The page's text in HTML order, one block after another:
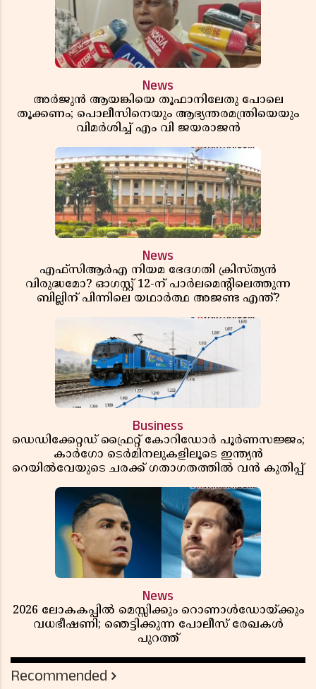
News
അർജുൻ ആയങ്കിയെ തൂഫാനിലേതു പോലെ
തൂക്കണം; പൊലീസിനെയും ആഭ്യന്തരമന്ത്രിയെയും
വിമർശിച്ച് എം വി ജയരാജൻ
News
എഫ്സിആർഎ നിയമ ഭേദഗതി ക്രിസ്ത്യൻ
വിരുദ്ധമോ? ഓഗസ്റ്റ് 12-ന് പാർലമെന്റിലെത്തുന്ന
ബില്ലിന് പിന്നിലെ യഥാർത്ഥ അജണ്ട എന്ത്?
Business
ഡെഡിക്കേറ്റഡ് ഫ്രൈറ്റ് കോറിഡോർ പൂർണസജ്ജം;
കാർഗോ ടെർമിനലുകളിലൂടെ ഇന്ത്യൻ
റെയിൽവേയുടെ ചരക്ക് ഗതാഗതത്തിൽ വൻ കുതിപ്പ്
News
2026 ലോകകപ്പിൽ മെസ്സിക്കും റൊണാൾഡോയ്ക്കും
വധഭീഷണി; ഞെട്ടിക്കുന്ന പോലീസ് രേഖകൾ
പുറത്ത്
Recommended